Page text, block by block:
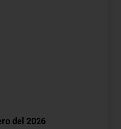
del 2026